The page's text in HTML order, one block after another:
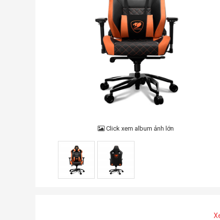
Click xem album ảnh lớn